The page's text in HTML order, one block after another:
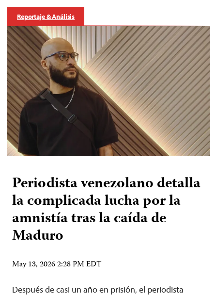
Reportaje & Análisis
Periodista venezolano detalla
la complicada lucha por la
amnistía tras la caída de
Maduro
May 13, 2026 2:28 PM EDT
Después de casi un año en prisión, el periodista